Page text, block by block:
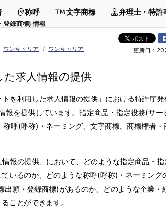
登録商標) 情報
称呼 文字商標 弁理士・特許
ワンキャリア
ワンキャリア
更新日：
求人情報の提供
を利用した求人情報の提供」における特許庁発
報を提供しています。指定商品・指定役務(サー
称呼(呼称)・ネーミング、文字商標、商標権者・
報の提供」において、どのような指定商品・指
いるのか、どのような称呼(呼称)・ネーミング
願・登録商標)があるのか、どのような企業・
ことができます。